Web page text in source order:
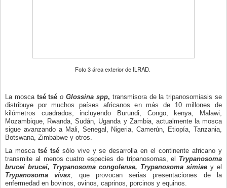
Foto 3 área exterior de ILRAD.
La mosca tsé tsé oGlossina spp, transmisora de la tripanosomiasis se
distribuye por muchos países africanos en más de 10 millones de
kilómetros cuadrados, incluyendo Burundi, Congo, kenya, Malawi,
Mozambique, Rwanda, Sudán, Uganda y Zambia, actualmente la mosca
sigue avanzando a Mali, Senegal, Nigeria, Camerún, Etiopía, Tanzania,
Botswana, Zimbabwe y otros.
La mosca tsé tsésólo vive y se desarrolla en el continente africano y
transmite al menos cuatro especies de tripanosomas, el Trypanosoma
brucei brucei, Trypanosoma congolense, Trypanosoma simiae y el
Trypanosoma vivax, que provocan serias presentaciones de la
enfermedad en bovinos, ovinos, caprinos, porcinos y equinos.